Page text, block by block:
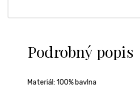
Podrobný popis
Materiál: 100% bavlna